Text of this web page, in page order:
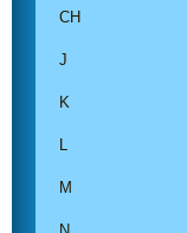
CH
J
K
L
M